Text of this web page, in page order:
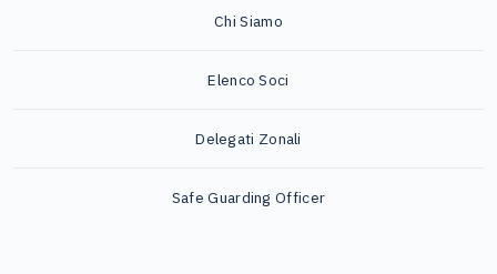
Chi Siamo
Elenco Soci
Delegati Zonali
Safe Guarding Officer